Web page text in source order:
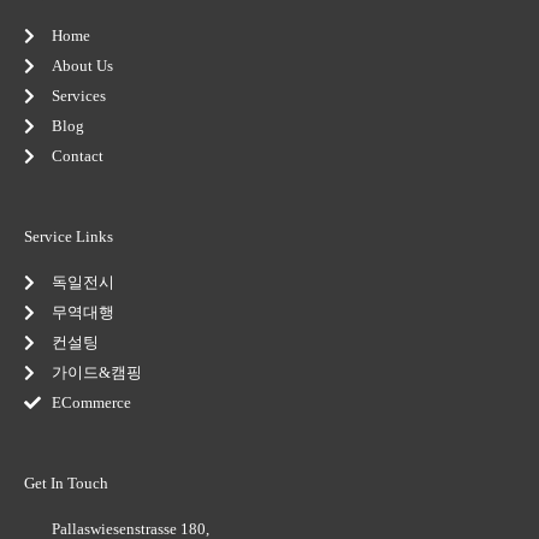
Home
About Us
Services
Blog
Contact
Service Links
독일전시
무역대행
컨설팅
가이드&캠핑
ECommerce
Get In Touch
Pallaswiesenstrasse 180,